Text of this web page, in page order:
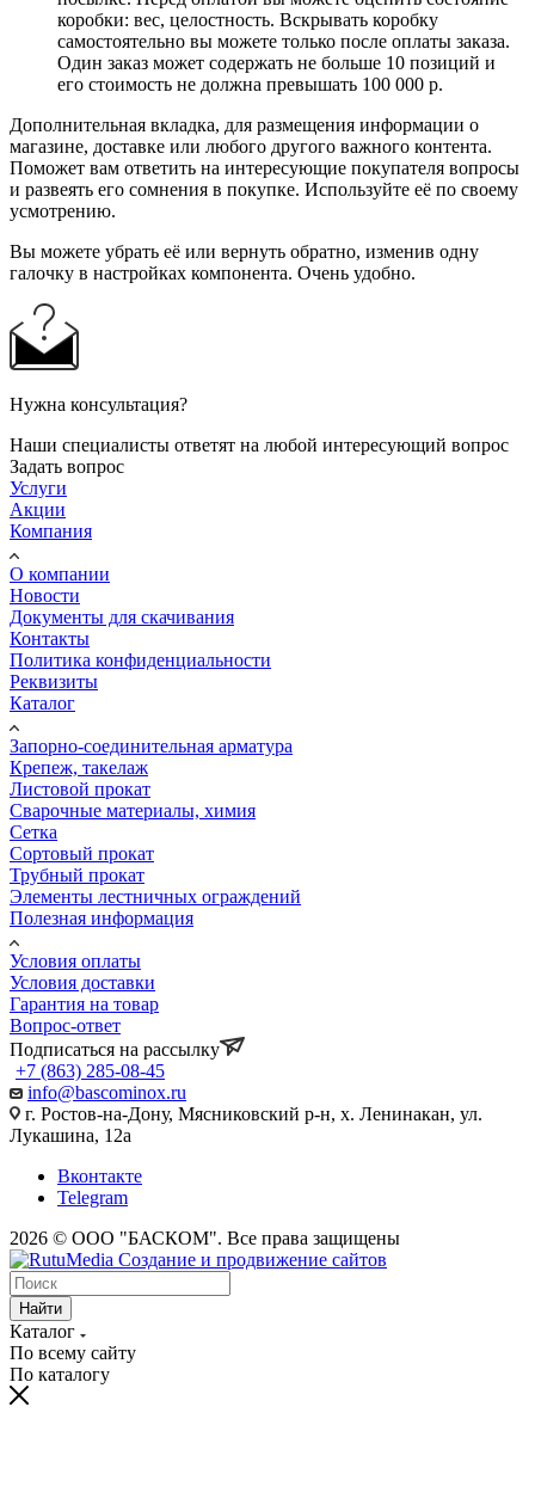
коробки: вес, целостность. Вскрывать коробку
самостоятельно вы можете только после оплаты заказа.
Один заказ может содержать не больше 10 позиций и
его стоимость не должна превышать 100 000 р.
Дополнительная вкладка, для размещения информации о
магазине, доставке или любого другого важного контента.
Поможет вам ответить на интересующие покупателя вопросы
и развеять его сомнения в покупке. Используйте её по своему
усмотрению.
Вы можете убрать её или вернуть обратно, изменив одну
галочку в настройках компонента. Очень удобно.
Нужна консультация?
Наши специалисты ответят на любой интересующий вопрос
Задать вопрос
Услуги
Акции
Компания
О компании
Новости
Документы для скачивания
Контакты
Политика конфиденциальности
Реквизиты
Каталог
Запорно-соединительная арматура
Крепеж, такелаж
Листовой прокат
Сварочные материалы, химия
Сетка
Сортовый прокат
Трубный прокат
Элементы лестничных ограждений
Полезная информация
Условия оплаты
Условия доставки
Гарантия на товар
Вопрос-ответ
Подписаться на рассылку
+7 (863) 285-08-45
info@bascominox.ru
г. Ростов-на-Дону, Мясниковский р-н, х. Ленинакан, ул.
Лукашина, 12а
Вконтакте
Telegram
2026 © ООО "БАСКОМ". Все права защищены
Найти
Каталог
По всему сайту
По каталогу